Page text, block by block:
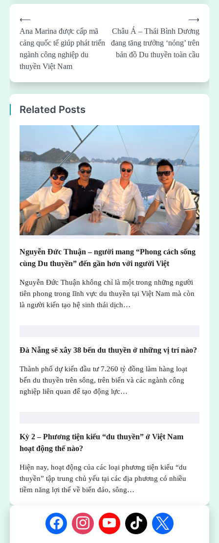
Post
navigation
⟵
Ana Marina được cấp mã
cảng quốc tế giúp phát triển
ngành công nghiệp du
thuyền Việt Nam
Châu Á – Thái Bình Dương
đang tăng trưởng ‘nóng’ trên
bản đồ Du thuyền toàn cầu
⟶
Related Posts
Nguyễn Đức Thuận – người mang “Phong cách sống
cùng Du thuyền” đến gần hơn với người Việt
Nguyễn Đức Thuận không chỉ là một trong những người
tiên phong trong lĩnh vực du thuyền tại Việt Nam mà còn
là người kiến tạo hệ sinh thái dịch…
Đà Nẵng sẽ xây 38 bến du thuyền ở những vị trí nào?
Thành phố dự kiến đầu tư 7.260 tỷ đồng làm hàng loạt
bến du thuyền trên sông, trên biển và các ngành công
nghiệp liên quan để tạo động lực…
Kỳ 2 – Phương tiện kiểu “du thuyền” ở Việt Nam
hoạt động thế nào?
Hiện nay, hoạt động của các loại phương tiện kiểu “du
thuyền” tập trung chủ yếu tại các địa phương có nhiều
tiềm năng lợi thế về biển đảo, sông…